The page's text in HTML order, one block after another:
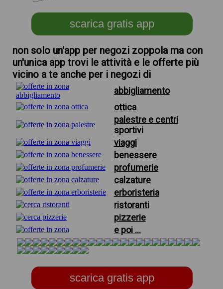
scarica gratis app
non solo un'app per negozi zoppola ma con
un'unica app trovi le attività e le offerte più
vicino a te anche per i negozi di
abbigliamento
ottica
palestre e centri
sportivi
viaggi
benessere
profumerie
calzature
erboristeria
ristoranti
pizzerie
e poi ...
scarica gratis app